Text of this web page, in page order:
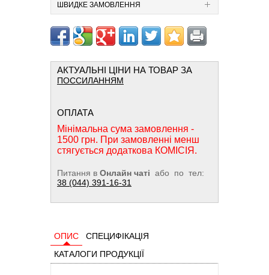
ШВИДКЕ ЗАМОВЛЕННЯ
АКТУАЛЬНІ ЦІНИ НА ТОВАР ЗА
ПОССИЛАННЯМ
ОПЛАТА
Мінімальна сума замовлення -
1500 грн. При замовленні менш
стягується додаткова КОМІСІЯ.
Питання в Онлайн чаті або по тел:
38 (044) 391-16-31
ОПИС
СПЕЦИФІКАЦІЯ
КАТАЛОГИ ПРОДУКЦІЇ